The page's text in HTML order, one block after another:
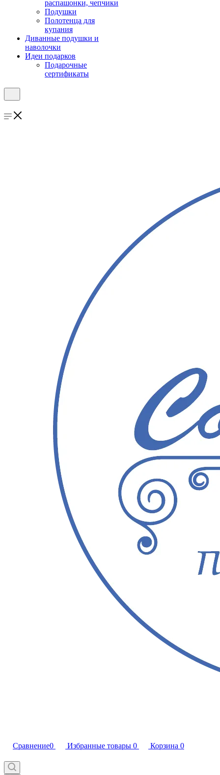
распашонки, чепчики
Подушки
Полотенца для
купания
Диванные подушки и
наволочки
Идеи подарков
Подарочные
сертификаты
Сравнение0 Избранные товары 0 Корзина 0